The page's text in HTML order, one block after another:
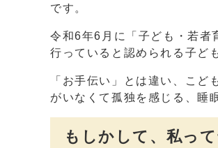
です。
令和6年6月に「子ども・若者
行っていると認められる子ど
「お手伝い」とは違い、こ
がいなくて孤独を感じる、睡
もしかして、私っ